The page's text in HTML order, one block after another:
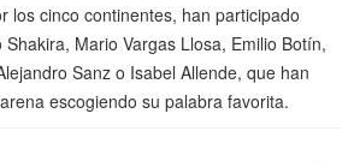
los cinco continentes, han participado
Mario Vargas Llosa, Emilio Botín,
Sanz o Isabel Allende, que han
escogiendo su palabra favorita.